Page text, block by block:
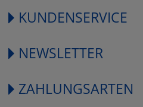
KUNDENSERVICE
NEWSLETTER
ZAHLUNGSARTEN